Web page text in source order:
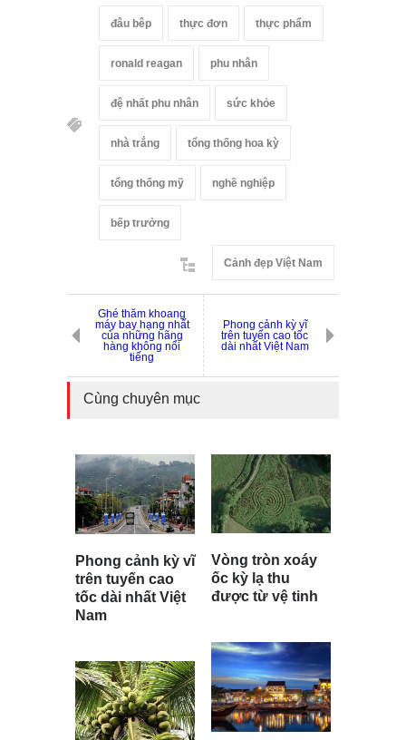
đâu bêp thực đơn thực phẩm
ronald reagan phu nhân
đệ nhất phu nhân sức khỏe
nhà trắng tổng thống hoa kỳ
tổng thống mỹ nghề nghiệp
bếp trưởng
Cảnh đẹp Việt Nam
Ghé thăm khoang
máy bay hạng nhất
của những hãng
hàng không nổi
tiếng
Phong cảnh kỳ vĩ
trên tuyến cao tốc
dài nhất Việt Nam
Cùng chuyên mục
Phong cảnh kỳ vĩ
trên tuyến cao
tốc dài nhất Việt
Nam
Vòng tròn xoáy
ốc kỳ lạ thu
được từ vệ tinh